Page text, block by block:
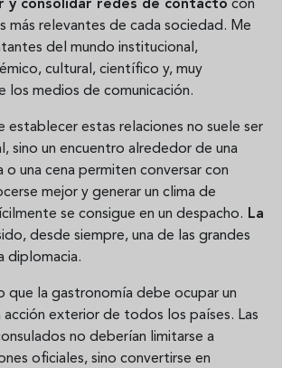
y consolidar redes de contacto con
más relevantes de cada sociedad. Me
del mundo institucional,
cultural, científico y, muy
los medios de comunicación.
establecer estas relaciones no suele ser
sino un encuentro alrededor de una
o una cena permiten conversar con
mejor y generar un clima de
se consigue en un despacho. La
desde siempre, una de las grandes
diplomacia.
que la gastronomía debe ocupar un
acción exterior de todos los países. Las
no deberían limitarse a
oficiales, sino convertirse en